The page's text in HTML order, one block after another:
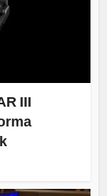
III